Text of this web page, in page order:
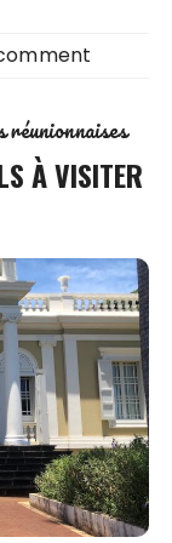
réunionnaises
À VISITER